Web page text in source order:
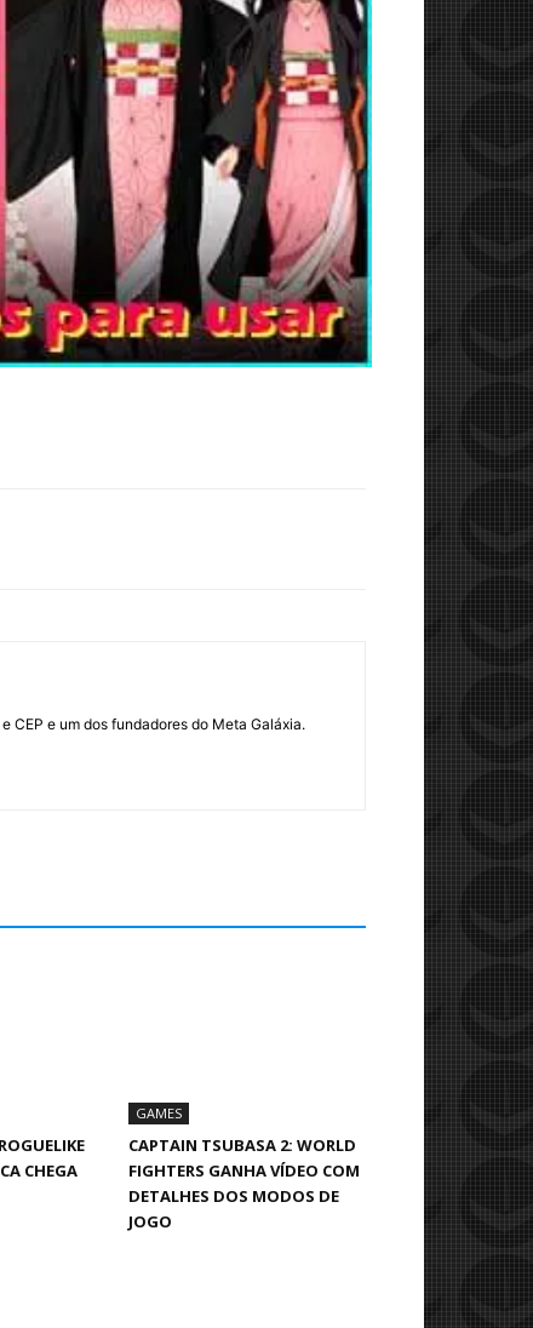
CEP e um dos fundadores do Meta Galáxia.
CHEGA
GAMES
CAPTAIN TSUBASA 2: WORLD
FIGHTERS GANHA VÍDEO COM
DETALHES DOS MODOS DE
JOGO